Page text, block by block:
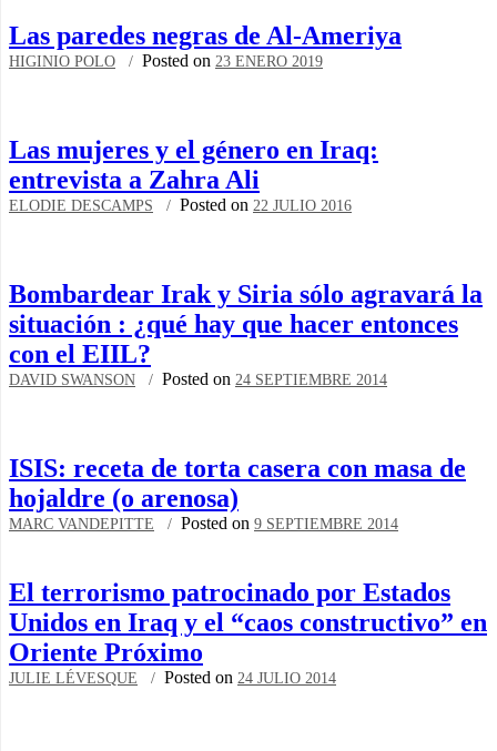
Las paredes negras de Al-Ameriya
HIGINIO POLO Posted on 23 ENERO 2019
Las mujeres y el género en Iraq:
entrevista a Zahra Ali
ELODIE DESCAMPS Posted on 22 JULIO 2016
Bombardear Irak y Siria sólo agravará la
situación : ¿qué hay que hacer entonces
con el EIIL?
DAVID SWANSON Posted on 24 SEPTIEMBRE 2014
ISIS: receta de torta casera con masa de
hojaldre (o arenosa)
MARC VANDEPITTE Posted on 9 SEPTIEMBRE 2014
El terrorismo patrocinado por Estados
Unidos en Iraq y el “caos constructivo” en
Oriente Próximo
JULIE LÉVESQUE Posted on 24 JULIO 2014